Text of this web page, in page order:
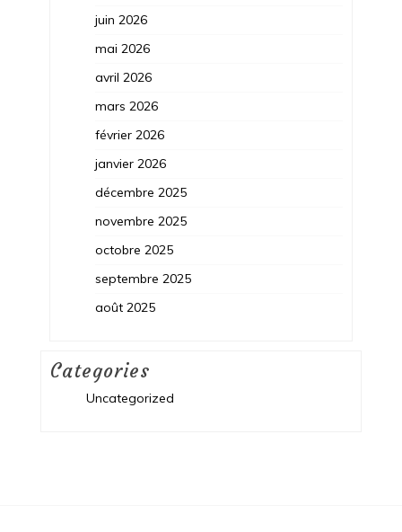
juin 2026
mai 2026
avril 2026
mars 2026
février 2026
janvier 2026
décembre 2025
novembre 2025
octobre 2025
septembre 2025
août 2025
Categories
Uncategorized